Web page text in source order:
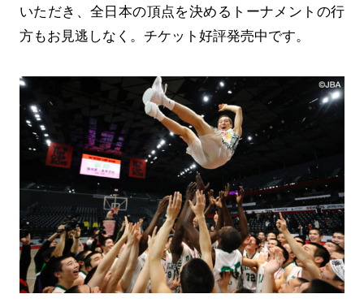
いただき、全日本の頂点を決めるトーナメントの行
方もお見逃しなく。 チケット好評発売中です。